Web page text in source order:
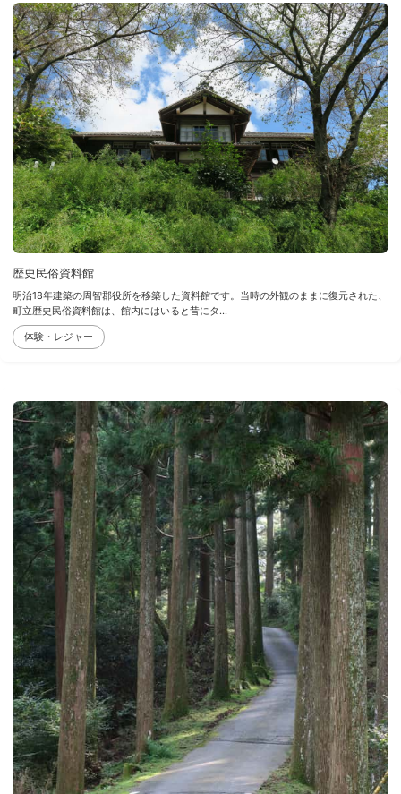
歴史民俗資料館
明治18年建築の周智郡役所を移築した資料館です。当時の外観のままに復元された、
町立歴史民俗資料館は、館内にはいると昔にタ...
体験・レジャー